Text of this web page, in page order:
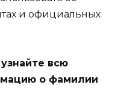
и официальных
всю
о фамилии